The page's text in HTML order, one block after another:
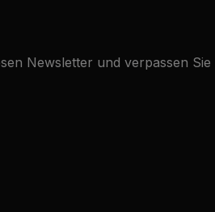
Newsletter und verpassen